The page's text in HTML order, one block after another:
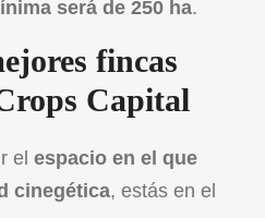
será de 250 ha.
fincas
Capital
el espacio en el que
cinegética, estás en el